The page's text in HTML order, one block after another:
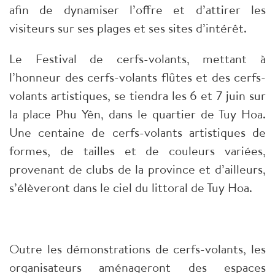
afin de dynamiser l’offre et d’attirer les
visiteurs sur ses plages et ses sites d’intérêt.
Le Festival de cerfs-volants, mettant à
l’honneur des cerfs-volants flûtes et des cerfs-
volants artistiques, se tiendra les 6 et 7 juin sur
la place Phu Yên, dans le quartier de Tuy Hoa.
Une centaine de cerfs-volants artistiques de
formes, de tailles et de couleurs variées,
provenant de clubs de la province et d’ailleurs,
s’élèveront dans le ciel du littoral de Tuy Hoa.
Outre les démonstrations de cerfs-volants, les
organisateurs aménageront des espaces